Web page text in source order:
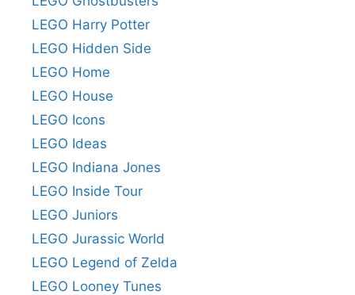
LEGO Harry Potter
LEGO Hidden Side
LEGO Home
LEGO House
LEGO Icons
LEGO Ideas
LEGO Indiana Jones
LEGO Inside Tour
LEGO Juniors
LEGO Jurassic World
LEGO Legend of Zelda
LEGO Looney Tunes